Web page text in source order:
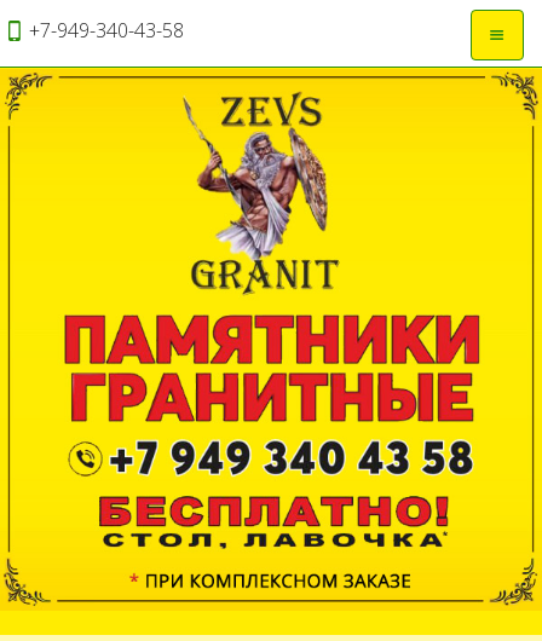
+7-949-340-43-58